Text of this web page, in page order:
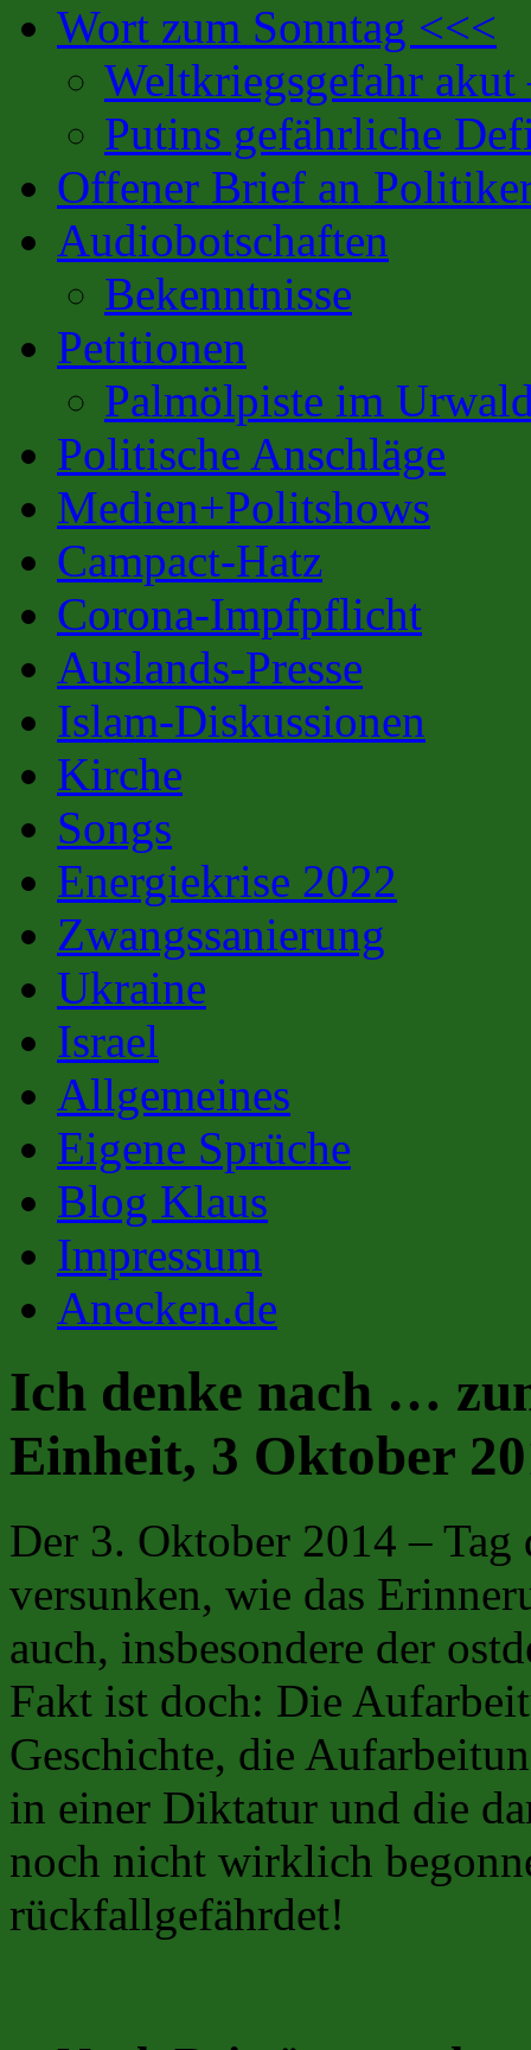
Wort zum Sonntag <<<
Weltkriegsgefahr
Putins gefährliche
Offener Brief an
Audiobotschaften
Bekenntnisse
Petitionen
Palmölpiste im
Politische Anschläge
Medien+Politshows
Campact-Hatz
Corona-Impfpflicht
Auslands-Presse
Islam-Diskussionen
Kirche
Songs
Energiekrise 2022
Zwangssanierung
Ukraine
Israel
Allgemeines
Eigene Sprüche
Blog Klaus
Impressum
Anecken.de
Ich denke nach …
Einheit, 3 Oktober
Der 3. Oktober 2014 –
versunken, wie das
auch, insbesondere der
Fakt ist doch: Die
Geschichte, die
in einer Diktatur und die
noch nicht wirklich
rückfallgefährdet!